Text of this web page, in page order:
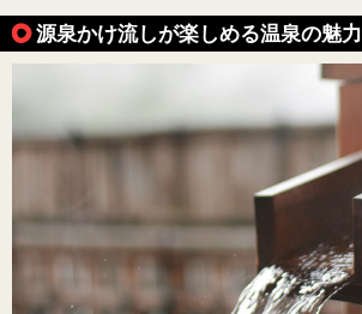
源泉かけ流しが楽しめる温泉の魅力